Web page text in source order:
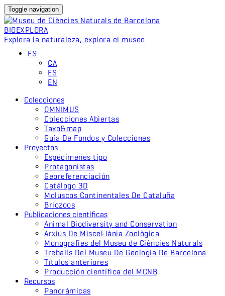
Toggle navigation
BIOEXPLORA
Explora la naturaleza, explora el museo
ES
CA
ES
EN
Colecciones
OMNIMUS
Colecciones Abiertas
Taxo&map
Guía De Fondos y Colecciones
Proyectos
Espécimenes tipo
Protagonistas
Georeferenciación
Catálogo 3D
Moluscos Continentales De Cataluña
Briozoos
Publicaciones científicas
Animal Biodiversity and Conservation
Arxius De Miscel·lània Zoològica
Monografies del Museu de Ciències Naturals
Treballs Del Museu De Geologia De Barcelona
Títulos anteriores
Producción científica del MCNB
Recursos
Panorámicas